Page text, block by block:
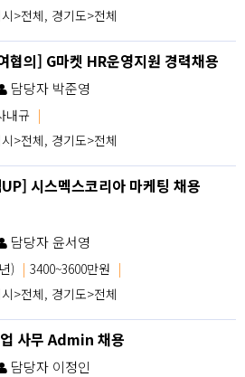
>전체, 경기도>전체
협의] G마켓 HR운영지원 경력채용
담당자 박준영
내규 |
>전체, 경기도>전체
시스멕스코리아 마케팅 채용
담당자 윤서영
) | 3400~3600만원 |
>전체, 경기도>전체
사무 Admin 채용
담당자 이정인